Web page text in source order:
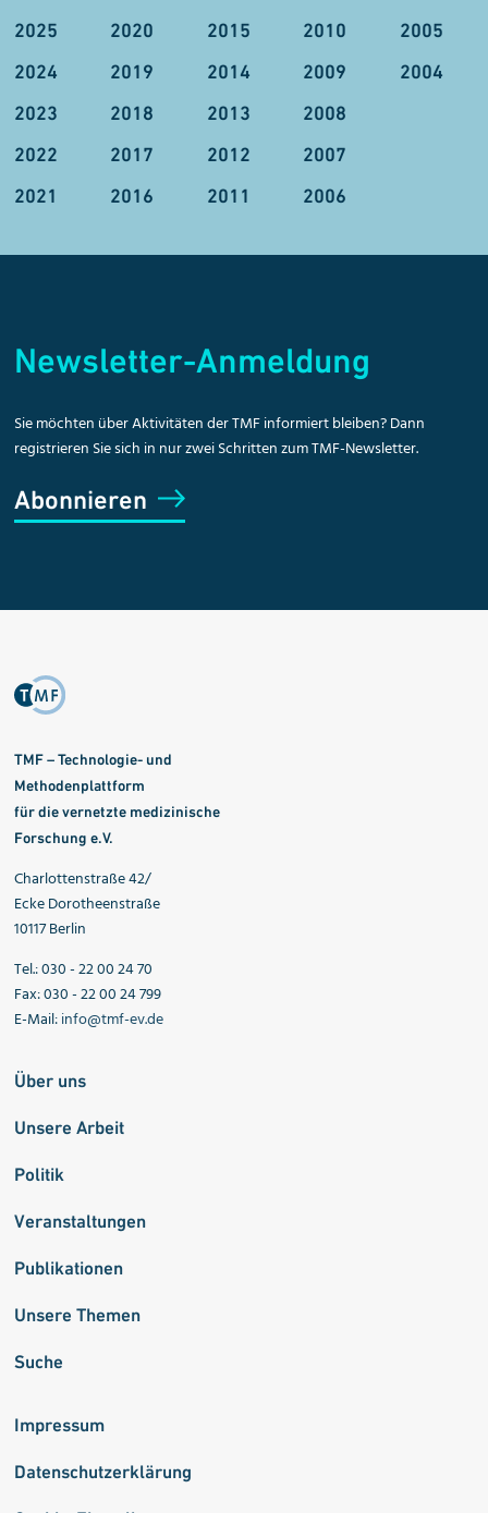
2025
2024
2023
2022
2021
2020
2019
2018
2017
2016
2015
2014
2013
2012
2011
2010
2009
2008
2007
2006
2005
2004
Newsletter-Anmeldung
Sie möchten über Aktivitäten der TMF informiert bleiben? Dann
registrieren Sie sich in nur zwei Schritten zum TMF-Newsletter.
Abonnieren
TMF – Technologie- und
Methodenplattform
für die vernetzte medizinische
Forschung e.V.
Charlottenstraße 42/
Ecke Dorotheenstraße
10117 Berlin
Tel.: 030 - 22 00 24 70
Fax: 030 - 22 00 24 799
E-Mail:info@tmf-ev.de
Über uns
Unsere Arbeit
Politik
Veranstaltungen
Publikationen
Unsere Themen
Suche
Impressum
Datenschutzerklärung